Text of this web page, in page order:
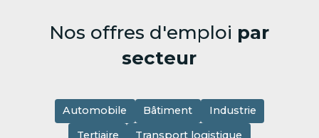
Nos offres d'emploi par
secteur
Automobile Bâtiment
Industrie
Tertiaire
Transport logistique